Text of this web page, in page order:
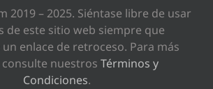
2019 – 2025. Siéntase libre de usar
de este sitio web siempre que
enlace de retroceso. Para más
consulte nuestros Términos y
Condiciones.